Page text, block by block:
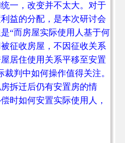
一，改变并不太大。对于
益的分配，是本次研讨会
“而房屋实际使用人基于何
征收房屋，不因征收关系
居住使用关系平移至安置
裁判中如何操作值得关注。
拆迁后仍有安置房的情
时如何安置实际使用人，